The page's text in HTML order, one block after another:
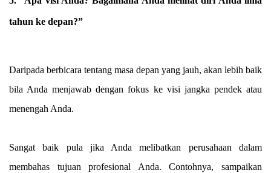
tahun ke depan?”
Daripada berbicara tentang masa depan yang jauh, akan lebih baik
bila Anda menjawab dengan fokus ke visi jangka pendek atau
menengah Anda.
Sangat baik pula jika Anda melibatkan perusahaan dalam
membahas tujuan profesional Anda. Contohnya, sampaikan